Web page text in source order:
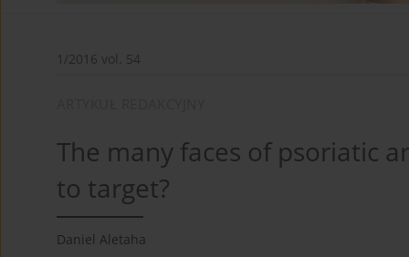
1/2016 vol. 54
The many faces of psoriatic
to target?
Daniel Aletaha